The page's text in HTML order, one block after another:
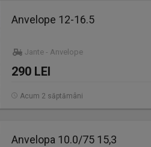
Anvelope 12-16.5
Jante - Anvelope
290 LEI
Acum 2 săptămâni
Anvelopa 10.0/75 15,3